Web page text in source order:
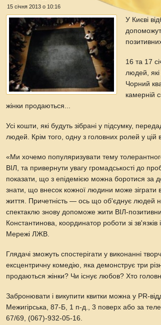
15 січня 2013 о 10:16
У Києві
16 та 17
людей,
Чорний
камерній
жінки продаються...
Усі кошти, які будуть зібрані у підсумку,
людей. Крім того, одну з головних ролей у цій
«Ми хочемо популяризувати тему
ВІЛ, та привернути увагу громадськості до
показати, що з епідемією можна боротися за
знати, що внесок кожної людини може зіграти
життя. Причетність — ось що об'єднує людей
спектаклю знову допоможе жити ВІЛ-
Константинова, координатор роботи зі зв'язків
Мережі ЛЖВ.
Глядачі зможуть спостерігати у виконанні
ексцентричну комедію, яка демонструє три
продаються жінки? Чи існує любов? Хто
Забронювати і викупити квитки можна у PR-
Межигірська, 87-Б, 1 п-д., 3 поверх або за
67/69, (067)-932-05-16.